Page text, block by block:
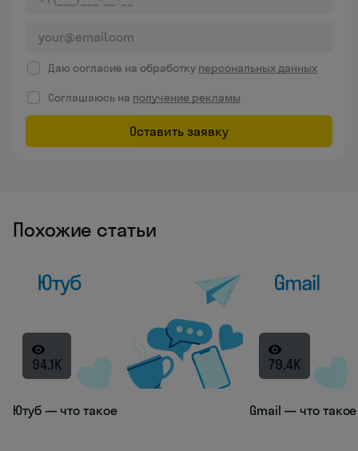
Даю согласие на обработку персональных данных
Соглашаюсь на получение рекламы
Оставить заявку
Похожие статьи
94.1K
Ютуб — что такое
79.4K
Gmail — что такое